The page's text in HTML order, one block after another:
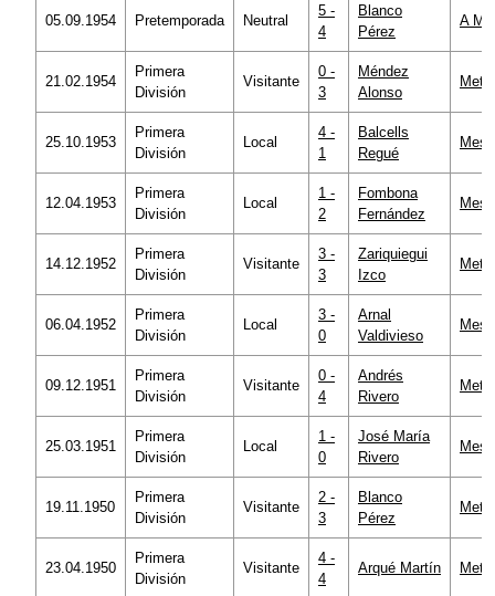
05.09.1954 Pretemporada Neutral
5 -
4
Blanco
Pérez
A
21.02.1954
Primera
División
Visitante
0 -
3
Méndez
Alonso
25.10.1953
Primera
División
Local
4 -
1
Balcells
Regué
12.04.1953
Primera
División
Local
1 -
2
Fombona
Fernández
14.12.1952
Primera
División
Visitante
3 -
3
Zariquiegui
Izco
06.04.1952
Primera
División
Local
3 -
0
Arnal
Valdivieso
09.12.1951
Primera
División
Visitante
0 -
4
Andrés
Rivero
25.03.1951
Primera
División
Local
1 -
0
José María
Rivero
19.11.1950
Primera
División
Visitante
2 -
3
Blanco
Pérez
23.04.1950
Primera
División
Visitante
4 -
4
Arqué Martín